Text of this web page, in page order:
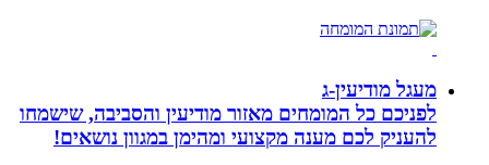
מעגל מודיעין-ג
לפניכם כל המומחים מאזור מודיעין והסביבה, שישמחו
להעניק לכם מענה מקצועי ומהימן במגוון נושאים!